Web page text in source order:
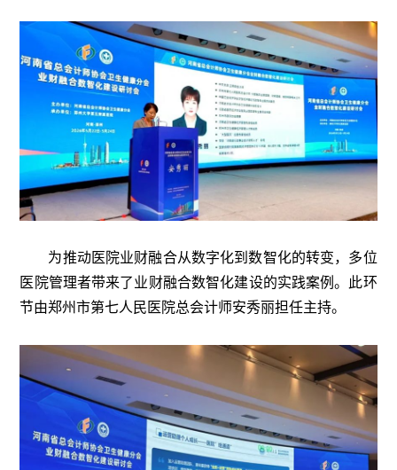
为推动医院业财融合从数字化到数智化的转变，多位
医院管理者带来了业财融合数智化建设的实践案例。此环
节由郑州市第七人民医院总会计师安秀丽担任主持。